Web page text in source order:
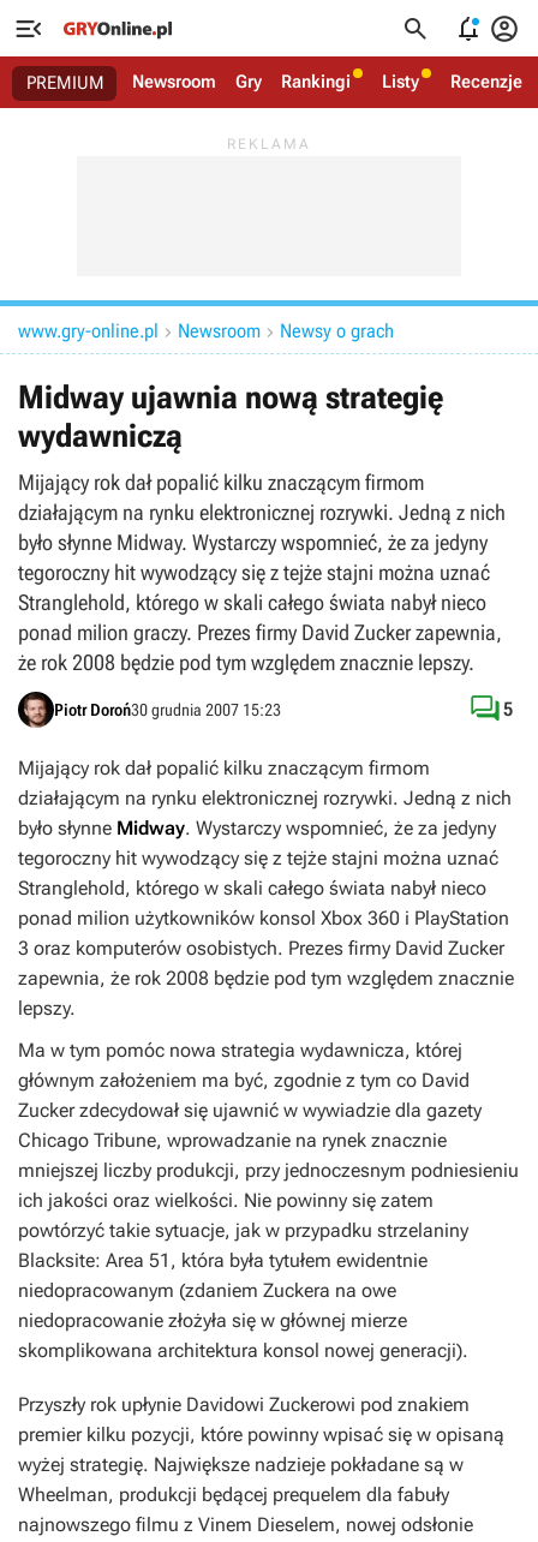
   
PREMIUM Newsroom Gry Rankingi Listy Recenzje
www.gry-online.pl  Newsroom  Newsy o grach
Midway ujawnia nową strategię
wydawniczą
Mijający rok dał popalić kilku znaczącym firmom
działającym na rynku elektronicznej rozrywki. Jedną z nich
było słynne Midway. Wystarczy wspomnieć, że za jedyny
tegoroczny hit wywodzący się z tejże stajni można uznać
Stranglehold, którego w skali całego świata nabył nieco
ponad milion graczy. Prezes firmy David Zucker zapewnia,
że rok 2008 będzie pod tym względem znacznie lepszy.
Piotr Doroń30 grudnia 2007 15:23 5
Mijający rok dał popalić kilku znaczącym firmom
działającym na rynku elektronicznej rozrywki. Jedną z nich
było słynne Midway. Wystarczy wspomnieć, że za jedyny
tegoroczny hit wywodzący się z tejże stajni można uznać
Stranglehold, którego w skali całego świata nabył nieco
ponad milion użytkowników konsol Xbox 360 i PlayStation
3 oraz komputerów osobistych. Prezes firmy David Zucker
zapewnia, że rok 2008 będzie pod tym względem znacznie
lepszy.
Ma w tym pomóc nowa strategia wydawnicza, której
głównym założeniem ma być, zgodnie z tym co David
Zucker zdecydował się ujawnić w wywiadzie dla gazety
Chicago Tribune, wprowadzanie na rynek znacznie
mniejszej liczby produkcji, przy jednoczesnym podniesieniu
ich jakości oraz wielkości. Nie powinny się zatem
powtórzyć takie sytuacje, jak w przypadku strzelaniny
Blacksite: Area 51 , która była tytułem ewidentnie
niedopracowanym (zdaniem Zuckera na owe
niedopracowanie złożyła się w głównej mierze
skomplikowana architektura konsol nowej generacji).
Przyszły rok upłynie Davidowi Zuckerowi pod znakiem
premier kilku pozycji, które powinny wpisać się w opisaną
wyżej strategię. Największe nadzieje pokładane są w
Wheelman, produkcji będącej prequelem dla fabuły
najnowszego filmu z Vinem Dieselem, nowej odsłonie